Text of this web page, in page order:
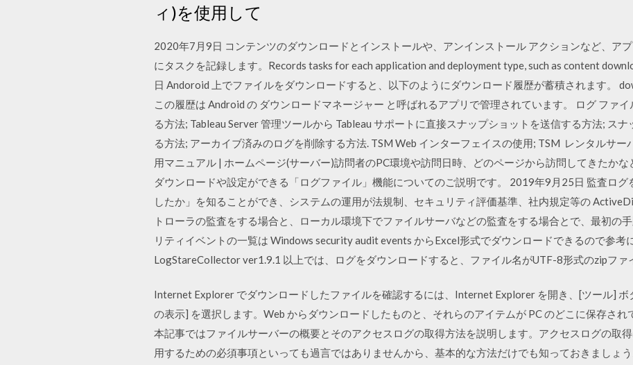
ィ)を使用して
2020年7月9日 コンテンツのダウンロードとインストールや、アンインストール アクションなど、ア
にタスクを記録します。Records tasks for each application and deployment type, such as content
日 Andoroid 上でファイルをダウンロードすると、以下のようにダウンロード履歴が蓄積されます。
この履歴は Android の ダウンロードマネージャー と呼ばれるアプリで管理されています。 ログ ファ
る方法; Tableau Server 管理ツールから Tableau サポートに直接スナップショットを送信する方法; ス
る方法; アーカイブ済みのログを削除する方法. TSM Web インターフェイスの使用; TSM レンタルサー
用マニュアル | ホームページ(サーバー)訪問者のPC環境や訪問日時、どのページから訪問してきたか
ダウンロードや設定ができる「ログファイル」機能についてのご説明です。 2019年9月25日 監査ロ
したか」を知ることができ、システムの運用が法規制、セキュリティ評価基準、社内規定等の
トローラの監査をする場合と、ローカル環境下でファイルサーバなどの監査をする場合とで、最初の
リティイベントの一覧は Windows security audit events からExcel形式でダウンロードできるので参考
LogStareCollector ver1.9.1 以上では、ログをダウンロードすると、ファイル名がUTF-8形式のzipファ
Internet Explorer でダウンロードしたファイルを確認するには、Internet Explorer を開き、[ツール] ボ
の表示] を選択します。Web からダウンロードしたものと、それらのアイテムが PC のどこに保存され
本記事ではファイルサーバーの概要とそのアクセスログの取得方法を説明します。アクセスログの取
用するための必須事項といっても過言ではありませんから、基本的な方法だけでも知っておきましょ